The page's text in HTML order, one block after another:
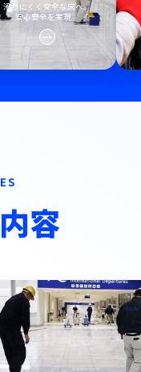
滑りにくく安全な床へ。
安心安全を実現。
→
内容